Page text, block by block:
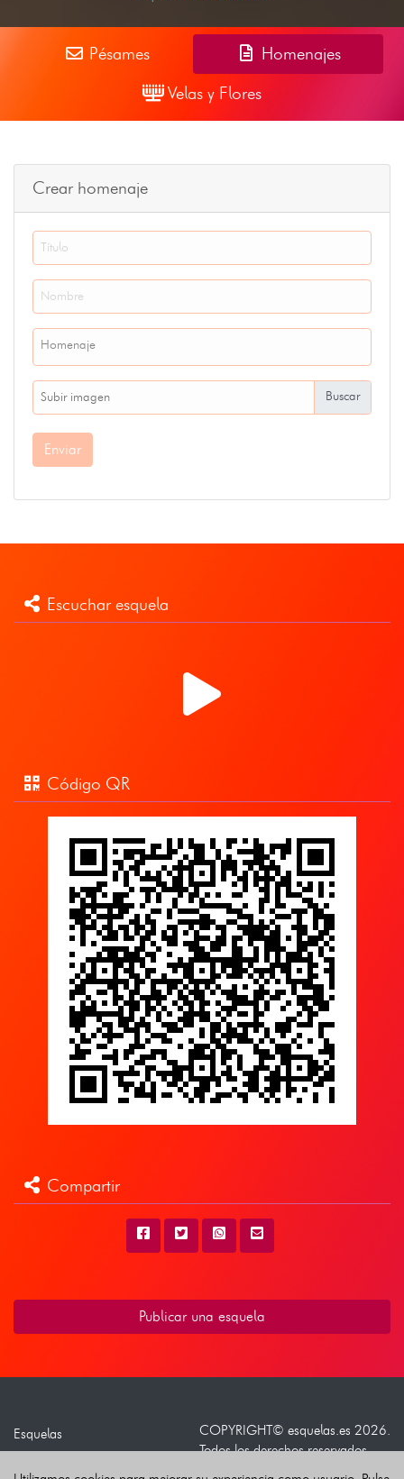
Pésames
Homenajes
Velas y Flores
Crear homenaje
Homenaje
Subir imagen
Enviar
Escuchar esquela
Código QR
Compartir
Publicar una esquela
Esquelas
COPYRIGHT© esquelas.es 2026.
Todos los derechos reservados.